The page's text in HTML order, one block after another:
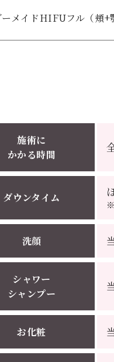
ーメイドHIFUフル（頬
施術に
かかる時間
ダウンタイム
洗顔
シャワー
シャンプー
お化粧